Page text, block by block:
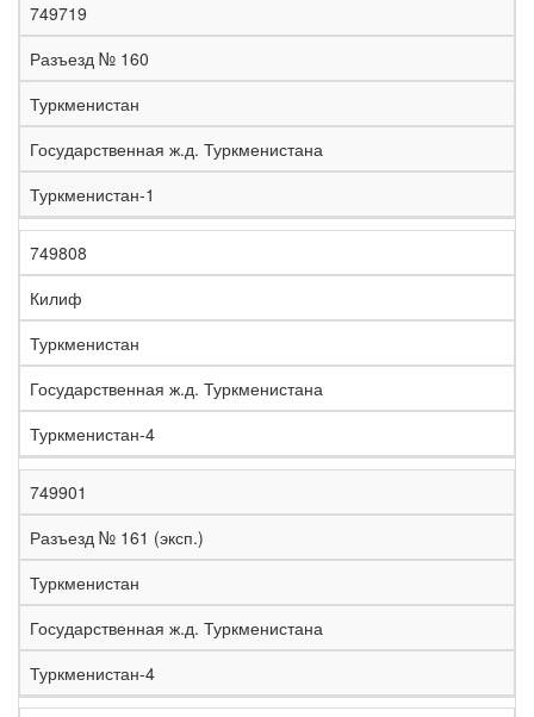
К
о
д
Н
а
з
в
а
н
и
е
С
т
а
а
е
л
е
з
н
а
я
д
о
о
а
е
и
н
749719
Разъезд № 160
Туркменистан
Государственная ж.д. Туркменистана
Туркменистан-1
749808
Килиф
Туркменистан
Государственная ж.д. Туркменистана
Туркменистан-4
749901
Разъезд № 161 (эксп.)
Туркменистан
Государственная ж.д. Туркменистана
Туркменистан-4